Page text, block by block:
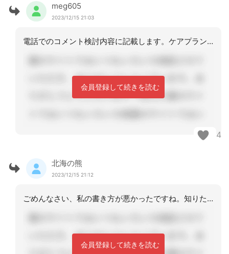
meg605
2023/12/15 21:03
電話でのコメント検討内容に記載します。ケアプランチェックでも問われていますよね。
会員登録して続きを読む
4
北海の熊
2023/12/15 21:12
ごめんなさい、私の書き方が悪かったですね。知りたいのはこれです。【電話で意見を聞
会員登録して続きを読む